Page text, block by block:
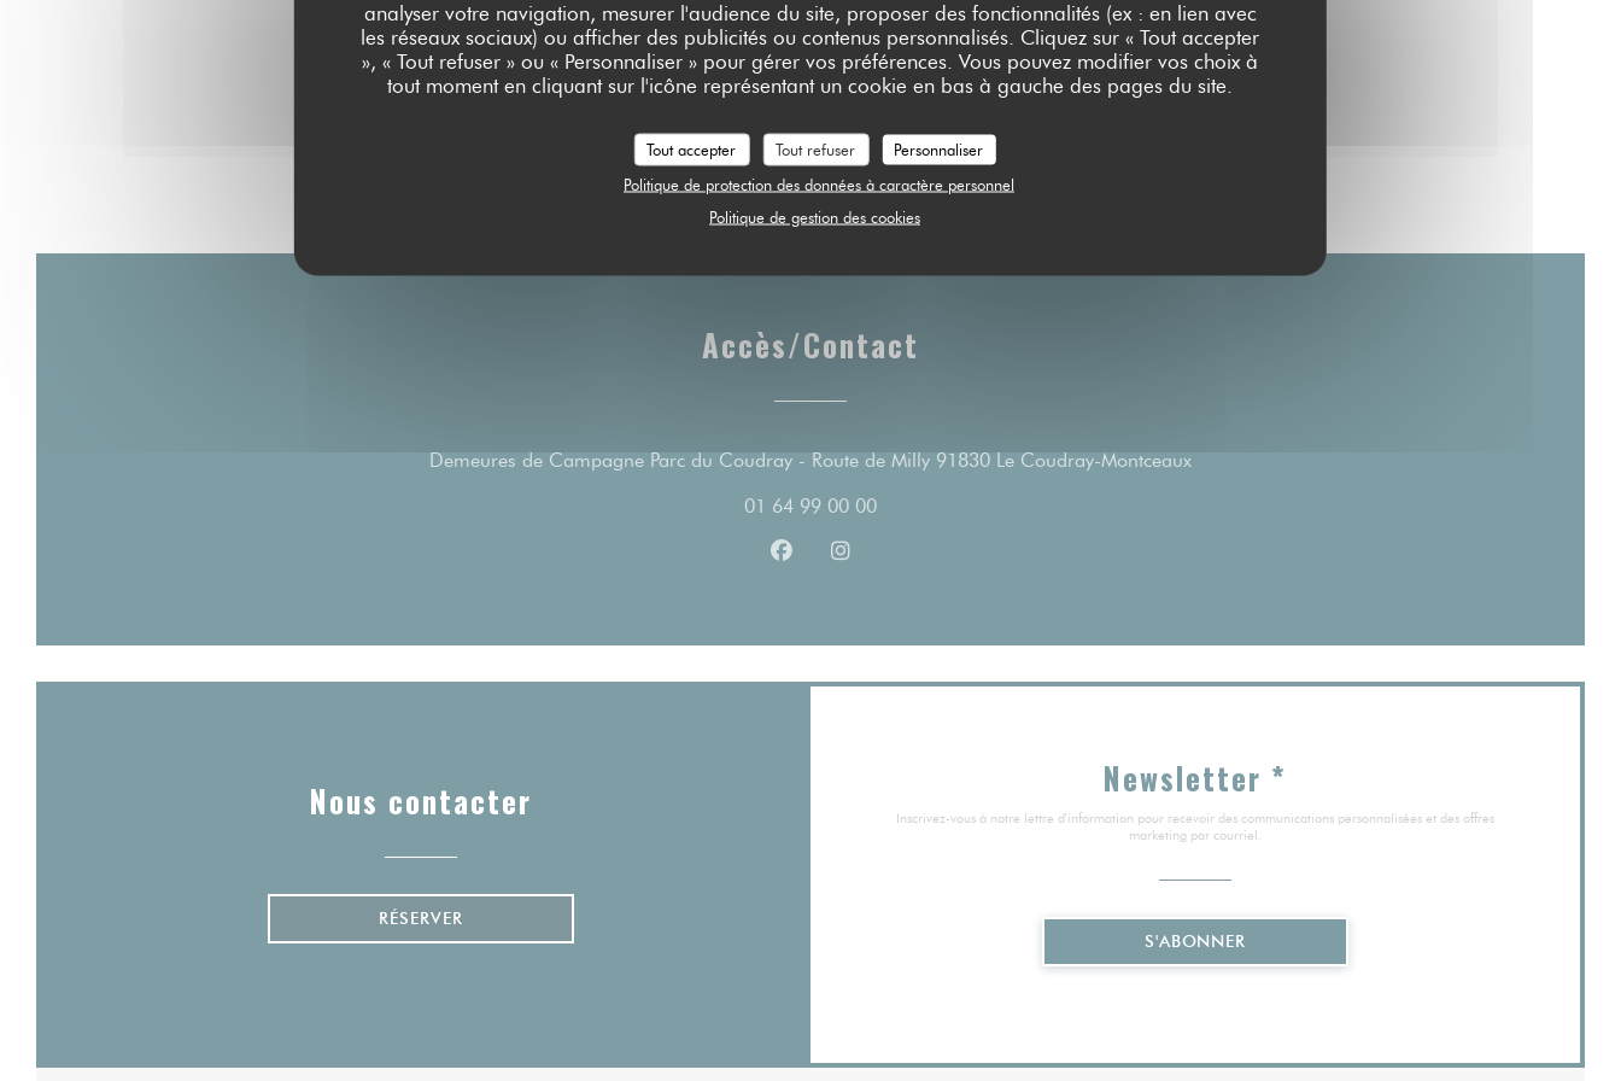
analyser votre navigation, mesurer l'audience du site, proposer des fonctionnalités (ex : en lien avec
les réseaux sociaux) ou afficher des publicités ou contenus personnalisés. Cliquez sur « Tout accepter
», « Tout refuser » ou « Personnaliser » pour gérer vos préférences. Vous pouvez modifier vos choix à
tout moment en cliquant sur l'icône représentant un cookie en bas à gauche des pages du site.
Tout accepter Tout refuser
Personnaliser
Politique de protection des données à caractère personnel
Politique de gestion des cookies
Tarif adulte : 47€ par personne (un verre de vin inclus)
Tarif enfant : 22€ par enfant (jusqu'à 12 ans inclus)
Accès/Contact
Demeures de Campagne Parc du Coudray - Route de Milly 91830 Le Coudray-Montceaux((ouvre une nouvelle fenêtre))
01 64 99 00 00
Facebook ((ouvre une nouvelle fenêtre))
Instagram ((ouvre une nouvelle fenêtre))
Nous contacter
RÉSERVER
Newsletter *
Inscrivez-vous à notre lettre d'information pour recevoir des communications personnalisées et des offres
marketing par courriel.
S'ABONNER